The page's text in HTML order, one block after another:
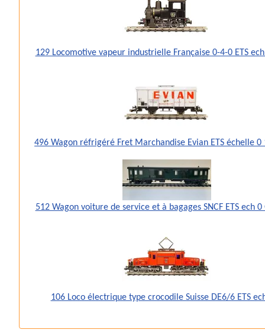
129 Locomotive vapeur industrielle Française 0-4-0 ETS
496 Wagon réfrigéré Fret Marchandise Evian ETS échelle 0
512 Wagon voiture de service et à bagages SNCF ETS ech
106 Loco électrique type crocodile Suisse DE6/6 ETS